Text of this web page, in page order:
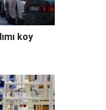
koy